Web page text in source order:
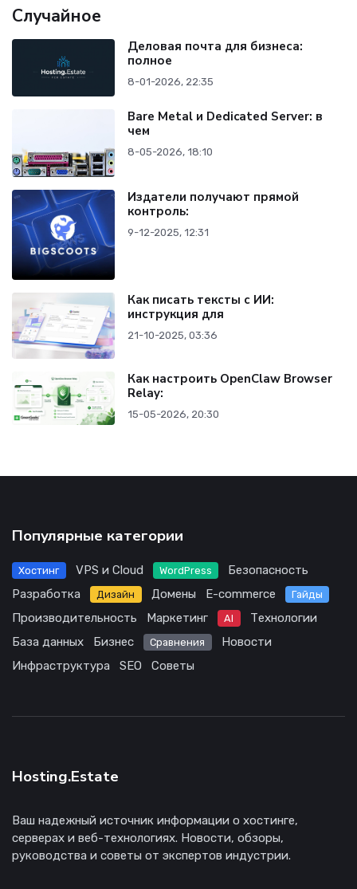
Случайное
Деловая почта для бизнеса:
полное
8-01-2026, 22:35
Bare Metal и Dedicated Server: в
чем
8-05-2026, 18:10
Издатели получают прямой
контроль:
9-12-2025, 12:31
Как писать тексты с ИИ:
инструкция для
21-10-2025, 03:36
Как настроить OpenClaw Browser
Relay:
15-05-2026, 20:30
Популярные категории
Хостинг VPS и Cloud WordPress
Безопасность
Разработка
Дизайн Домены E-commerce Гайды
Производительность Маркетинг AI
Технологии
База данных
Бизнес Сравнения
Новости
Инфраструктура
SEO Советы
Hosting.Estate
Ваш надежный источник информации о хостинге,
серверах и веб-технологиях. Новости, обзоры,
руководства и советы от экспертов индустрии.